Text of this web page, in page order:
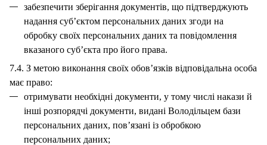
забезпечити зберігання документів, що підтверджують
надання суб’єктом персональних даних згоди на
обробку своїх персональних даних та повідомлення
вказаного суб’єкта про його права.
7.4. З метою виконання своїх обов’язків відповідальна особа
має право:
отримувати необхідні документи, у тому числі накази й
інші розпорядчі документи, видані Володільцем бази
персональних даних, пов’язані із обробкою
персональних даних;